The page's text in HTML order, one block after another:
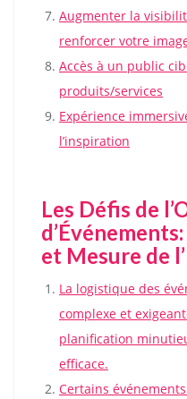
Augmenter la
renforcer votre
Accès à un public
produits/services
Expérience
l’inspiration
Les Défis de
et Mesure de
La logistique des
complexe et
planification
efficace.
Certains